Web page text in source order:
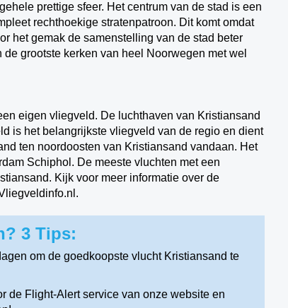
prettige sfeer. Het centrum van de stad is een
rechthoekige stratenpatroon. Dit komt omdat
het gemak de samenstelling van de stad beter
grootste kerken van heel Noorwegen met wel
eigen vliegveld. De luchthaven van Kristiansand
is het belangrijkste vliegveld van de regio en dient
ten noordoosten van Kristiansand vandaan. Het
Schiphol. De meeste vluchten met een
Kijk voor meer informatie over de
3 Tips:
om de goedkoopste vlucht Kristiansand te
de Flight-Alert service van onze website en